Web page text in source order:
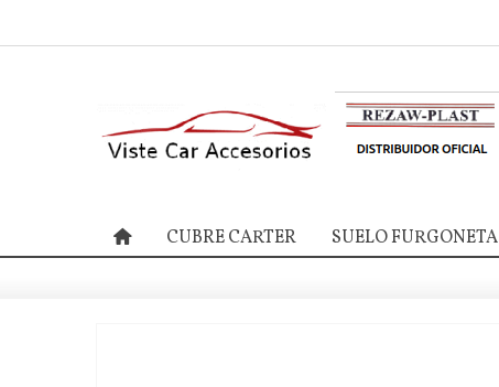
CUBRE CARTER SUELO FURGONETA